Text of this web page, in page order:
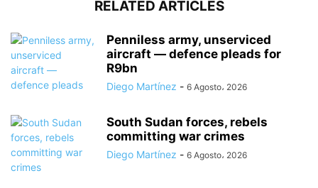
RELATED ARTICLES
Penniless army, unserviced
aircraft — defence pleads for
R9bn
Diego Martínez - 6 Agosto، 2026
South Sudan forces, rebels
committing war crimes
Diego Martínez - 6 Agosto، 2026